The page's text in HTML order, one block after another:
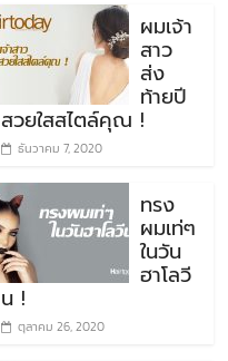
ผมเจ้า
สาว
ส่ง
ท้ายปี
สวยใสสไตล์คุณ !
ธันวาคม 7, 2020
ทรง
ผมเท่ๆ
ในวัน
ฮาโลวี
น !
ตุลาคม 26, 2020